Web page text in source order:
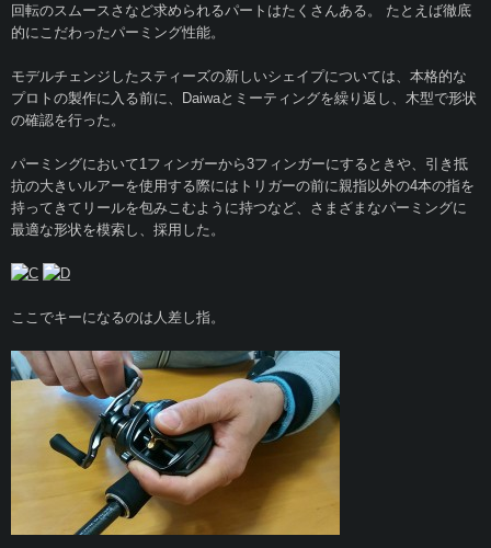
回転のスムースさなど求められるパートはたくさんある。 たとえば徹底
的にこだわったパーミング性能。
モデルチェンジしたスティーズの新しいシェイプについては、本格的な
プロトの製作に入る前に、Daiwaとミーティングを繰り返し、木型で形状
の確認を行った。
パーミングにおいて1フィンガーから3フィンガーにするときや、引き抵
抗の大きいルアーを使用する際にはトリガーの前に親指以外の4本の指を
持ってきてリールを包みこむように持つなど、さまざまなパーミングに
最適な形状を模索し、採用した。
ここでキーになるのは人差し指。